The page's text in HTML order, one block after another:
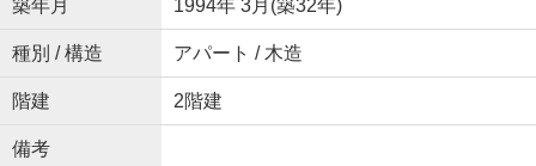
築年月 1994年 3月(築32年)
種別 / 構造 アパート / 木造
階建 2階建
備考